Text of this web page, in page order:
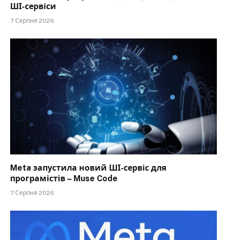
ШІ-сервіси
7 Серпня 2026
Meta запустила новий ШІ-сервіс для
програмістів – Muse Code
7 Серпня 2026